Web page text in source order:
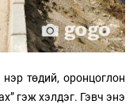
төдий, оронцоглон
гэж хэлдэг. Гэвч энэ